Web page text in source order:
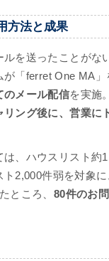
方法と成果
ルを送ったことがな
が「ferret One MA」
のメール配信を実施。
リング後に、営業に
、ハウスリスト約
ト2,000件弱を対象
ところ、 80件のお